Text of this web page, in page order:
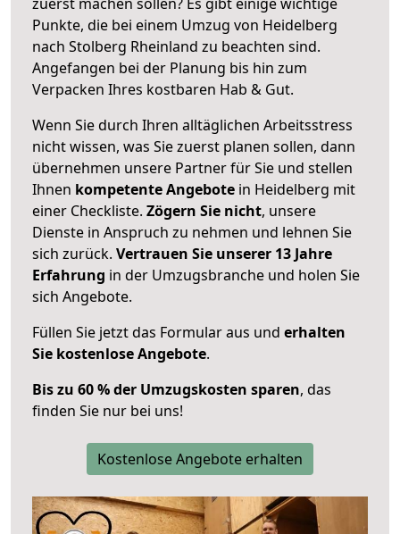
Punkte, die bei einem Umzug von Heidelberg
nach Stolberg Rheinland zu beachten sind.
Angefangen bei der Planung bis hin zum
Verpacken Ihres kostbaren Hab & Gut.
Wenn Sie durch Ihren alltäglichen Arbeitsstress
nicht wissen, was Sie zuerst planen sollen, dann
übernehmen unsere Partner für Sie und stellen
Ihnen kompetente Angebote in Heidelberg mit
einer Checkliste. Zögern Sie nicht, unsere
Dienste in Anspruch zu nehmen und lehnen Sie
sich zurück. Vertrauen Sie unserer 13 Jahre
Erfahrung in der Umzugsbranche und holen Sie
sich Angebote.
Füllen Sie jetzt das Formular aus und erhalten
Sie kostenlose Angebote.
Bis zu 60 % der Umzugskosten sparen, das
finden Sie nur bei uns!
Kostenlose Angebote erhalten